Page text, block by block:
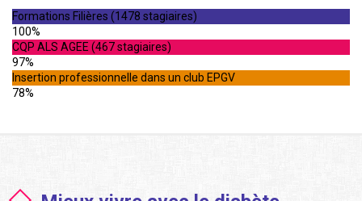
Formations Filières (1478 stagiaires)
100%
CQP ALS AGEE (467 stagiaires)
97%
Insertion professionnelle dans un club EPGV
78%